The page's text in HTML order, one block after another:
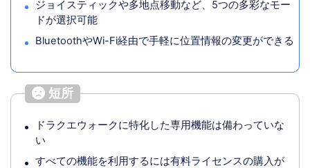
ジョイスティックや多地点移動など、5つの多彩なモー
ドが選択可能
BluetoothやWi-Fi経由で手軽に位置情報の変更ができる
短所
ドラクエウォークに特化した専用機能は備わっていな
い
すべての機能を利用するには有料ライセンスの購入が